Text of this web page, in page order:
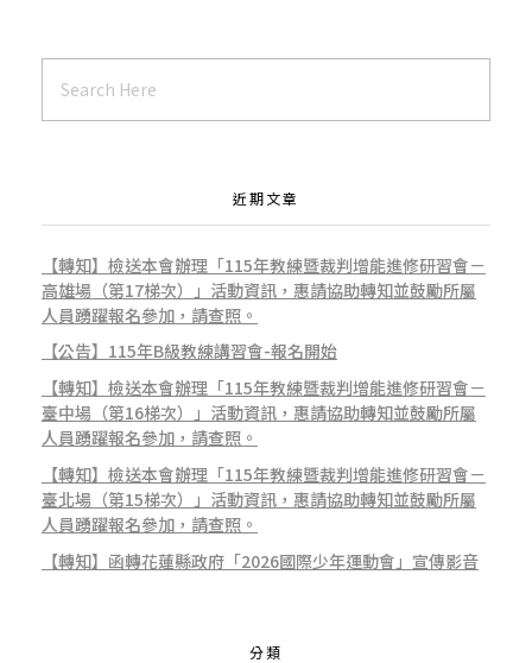
近期文章
【轉知】檢送本會辦理「115年教練暨裁判增能進修研習會－
高雄場（第17梯次）」活動資訊，惠請協助轉知並鼓勵所屬
人員踴躍報名參加，請查照。
【公告】115年B級教練講習會-報名開始
【轉知】檢送本會辦理「115年教練暨裁判增能進修研習會－
臺中場（第16梯次）」活動資訊，惠請協助轉知並鼓勵所屬
人員踴躍報名參加，請查照。
【轉知】檢送本會辦理「115年教練暨裁判增能進修研習會－
臺北場（第15梯次）」活動資訊，惠請協助轉知並鼓勵所屬
人員踴躍報名參加，請查照。
【轉知】函轉花蓮縣政府「2026國際少年運動會」宣傳影音
分類